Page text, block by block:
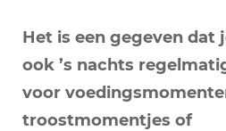
Het is een gegeven dat
ook ’s nachts
voor
troostmomentjes of